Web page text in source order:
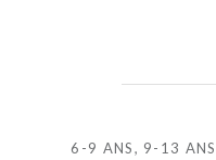
6-9 ANS, 9-13 ANS